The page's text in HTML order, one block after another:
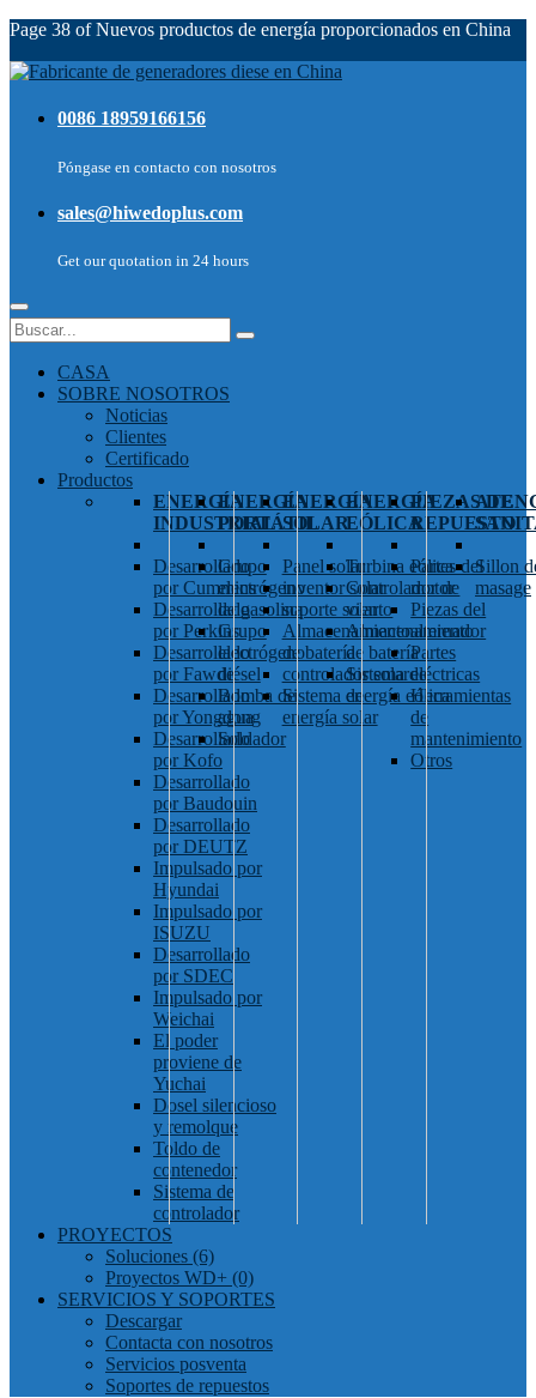
Page 38 of Nuevos productos de energía proporcionados en China
0086 18959166156
Póngase en contacto con nosotros
sales@hiwedoplus.com
Get our quotation in 24 hours
CASA
SOBRE NOSOTROS
Noticias
Clientes
Certificado
Productos
ENERGÍA
INDUSTRIAL
Desarrollado
por Cummins
Desarrollado
por Perkins
Desarrollado
por Fawde
Desarrollado
por Yongdong
Desarrollado
por Kofo
Desarrollado
por Baudouin
Desarrollado
por DEUTZ
Impulsado por
Hyundai
Impulsado por
ISUZU
Desarrollado
por SDEC
Impulsado por
Weichai
El poder
proviene de
Yuchai
Dosel silencioso
y remolque
Toldo de
contenedor
Sistema de
controlador
ENERGÍA
PORTÁTIL
Grupo
electrógeno
de gasolina
Grupo
electrógeno
diésel
Bomba de
agua
Soldador
ENERGÍA
SOLAR
Panel solar
inventor solar
soporte solar
Almacenamiento
de batería
controlador solar
Sistema de
energía solar
ENERGÍA
EÓLICA
Turbina eólica
Controlador de
viento
Almacenamiento
de batería
Sistema de
energía eólica
PIEZAS DE
REPUESTO
Partes del
motor
Piezas del
alternador
Partes
eléctricas
Herramientas
de
mantenimiento
Otros
Sillon
masage
PROYECTOS
Soluciones (6)
Proyectos WD+ (0)
SERVICIOS Y SOPORTES
Descargar
Contacta con nosotros
Servicios posventa
Soportes de repuestos